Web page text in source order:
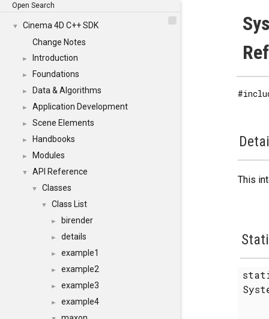
Open Search
▼
Cinema 4D C++ SDK
Change Notes
► Introduction
► Foundations
► Data & Algorithms
► Application Development
► Scene Elements
► Handbooks
► Modules
▼ API Reference
▼ Classes
▼ Class List
► birender
► details
► example1
► example2
► example3
► example4
This